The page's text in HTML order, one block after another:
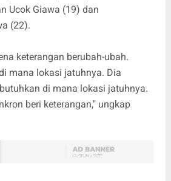
Ucok Giawa (19) dan
(22).
keterangan berubah-ubah.
mana lokasi jatuhnya. Dia
di mana lokasi jatuhnya.
beri keterangan," ungkap